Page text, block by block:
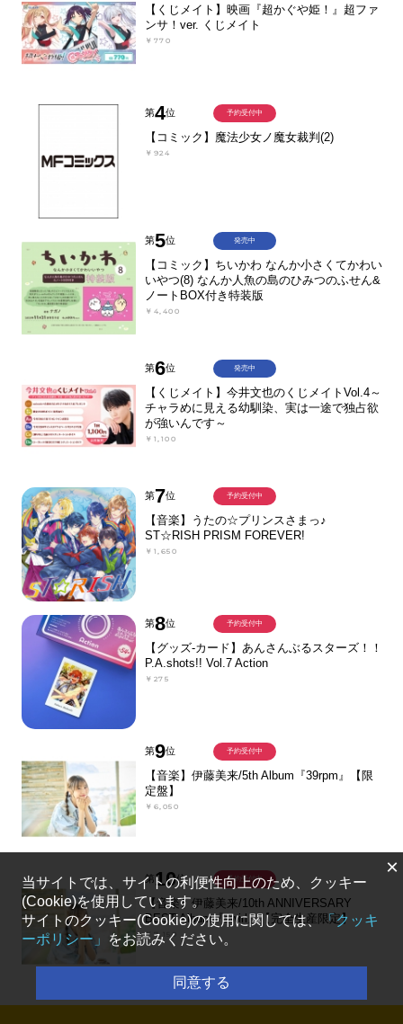
【くじメイト】映画『超かぐや姫！』超ファ
ンサ！ver. くじメイト
￥770
第4位
【コミック】魔法少女ノ魔女裁判(2)
￥924
予約受付中
第5位
【コミック】ちいかわ なんか小さくてかわい
いやつ(8) なんか人魚の島のひみつのふせん&
ノートBOX付き特装版
￥4,400
発売中
第6位
【くじメイト】今井文也のくじメイトVol.4～
チャラめに見える幼馴染、実は一途で独占欲
が強いんです～
￥1,100
発売中
第7位
【音楽】うたの☆プリンスさまっ♪
ST☆RISH PRISM FOREVER!
￥1,650
予約受付中
第8位
【グッズ-カード】あんさんぶるスターズ！！
P.A.shots!! Vol.7 Action
￥275
予約受付中
第9位
【音楽】伊藤美来/5th Album『39rpm』【限
定盤】
￥6,050
予約受付中
第10位
【音楽】伊藤美来/10th ANNIVERSARY
BEST Album『swirl』【完全生産限定】
￥7,150
予約受付中 ×
当サイトでは、サイトの利便性向上のため、クッキー
(Cookie)を使用しています。
サイトのクッキー(Cookie)の使用に関しては、「クッキ
ーポリシー」
をお読みください。
同意する